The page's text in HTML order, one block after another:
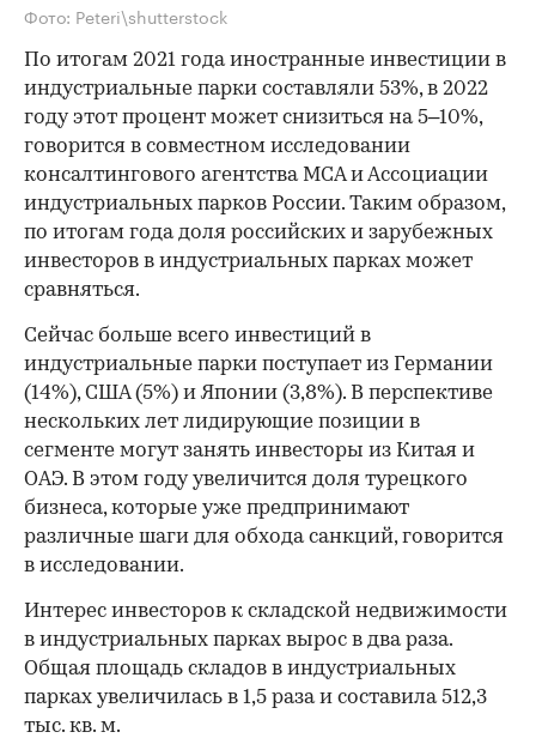
Фото: Peteri\shutterstock
По итогам 2021 года иностранные инвестиции в
индустриальные парки составляли 53%, в 2022
году этот процент может снизиться на 5–10%,
говорится в совместном исследовании
консалтингового агентства MCA и Ассоциации
индустриальных парков России. Таким образом,
по итогам года доля российских и зарубежных
инвесторов в индустриальных парках может
сравняться.
Сейчас больше всего инвестиций в
индустриальные парки поступает из Германии
(14%), США (5%) и Японии (3,8%). В перспективе
нескольких лет лидирующие позиции в
сегменте могут занять инвесторы из Китая и
ОАЭ. В этом году увеличится доля турецкого
бизнеса, которые уже предпринимают
различные шаги для обхода санкций, говорится
в исследовании.
Интерес инвесторов к складской недвижимости
в индустриальных парках вырос в два раза.
Общая площадь складов в индустриальных
парках увеличилась в 1,5 раза и составила 512,3
тыс. кв. м.